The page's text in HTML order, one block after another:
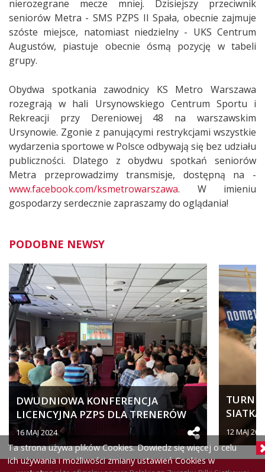
Ta strona używa plików Cookies. Dowiedz się więcej o celu
ich używania i możliwości zmiany ustawień Cookies w
nierozegrane mecze mniej. Dzisiejszy przeciwnik
seniorów Metra - SMS PZPS II Spała, obecnie zajmuje
szóste miejsce, natomiast niedzielny - UKS Centrum
Augustów, piastuje obecnie ósmą pozycję w tabeli
grupy.
Obydwa spotkania zawodnicy KS Metro Warszawa
rozegrają w hali Ursynowskiego Centrum Sportu i
Rekreacji przy Dereniowej 48 na warszawskim
Ursynowie. Zgonie z panującymi restrykcjami wszystkie
wydarzenia sportowe w Polsce odbywają się bez udziału
publiczności. Dlatego z obydwu spotkań seniorów
Metra przeprowadzimy transmisje, dostępną na -
www.facebook.com/ksmetrowarszawa. W imieniu
gospodarzy serdecznie zapraszamy do oglądania!
PODOBNE NEWSY
DWUDNIOWA KONFERENCJA
LICENCYJNA PZPS DLA TRENERÓW
SZCZEBLA...
16 MAJ 2024 12 MAJ